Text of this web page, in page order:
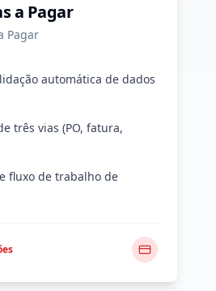
a Pagar
Pagar
automática de dados
três vias (PO, fatura,
fluxo de trabalho de